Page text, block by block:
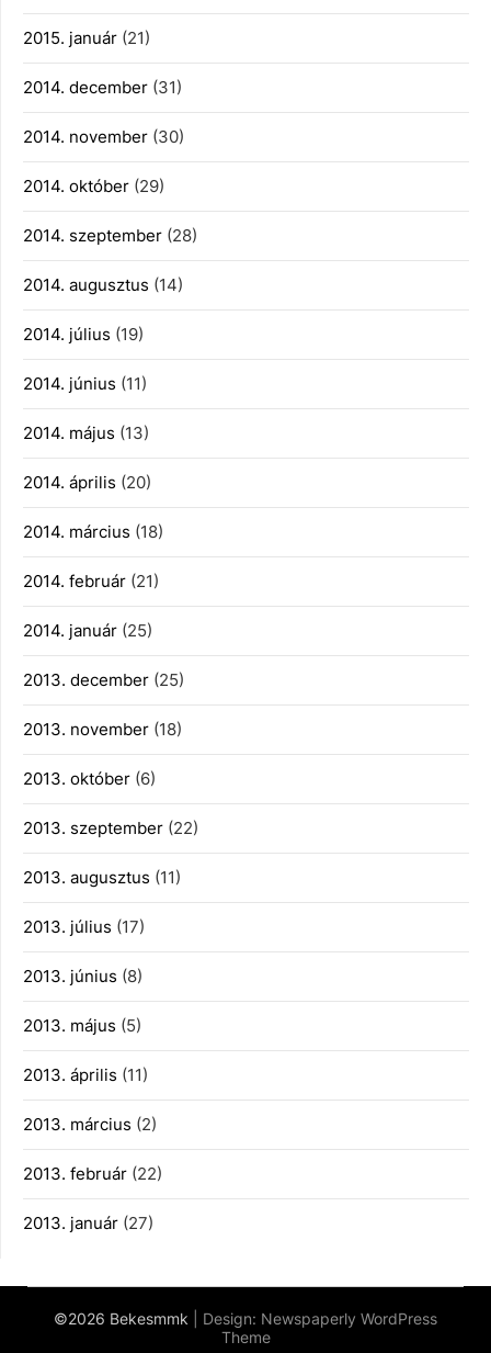
2015. január (21)
2014. december (31)
2014. november (30)
2014. október (29)
2014. szeptember (28)
2014. augusztus (14)
2014. július (19)
2014. június (11)
2014. május (13)
2014. április (20)
2014. március (18)
2014. február (21)
2014. január (25)
2013. december (25)
2013. november (18)
2013. október (6)
2013. szeptember (22)
2013. augusztus (11)
2013. július (17)
2013. június (8)
2013. május (5)
2013. április (11)
2013. március (2)
2013. február (22)
2013. január (27)
©2026 Bekesmmk | Design: Newspaperly WordPress
Theme